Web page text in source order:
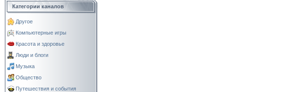
Категории каналов
Другое
Компьютерные игры
Красота и здоровье
Люди и блоги
Музыка
Общество
Путешествия и события